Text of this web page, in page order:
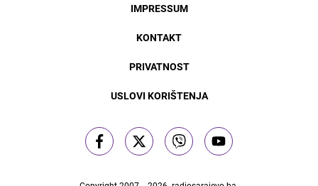
IMPRESSUM
KONTAKT
PRIVATNOST
USLOVI KORIŠTENJA